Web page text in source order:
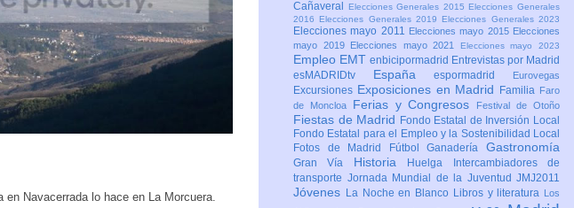
Navacerrada lo hace en La Morcuera.
Cañaveral
Elecciones Generales 2015 Elecciones Generales
2016 Elecciones Generales 2019 Elecciones Generales 2023
Elecciones mayo 2011 Elecciones mayo 2015 Elecciones
mayo 2019
Elecciones mayo 2021 Elecciones mayo 2023
Empleo EMT enbicipormadrid Entrevistas por Madrid
esMADRIDtv Españaespormadrid Eurovegas
Excursiones Exposiciones en Madrid Familia Faro
de Moncloa
Ferias y Congresos Festival de Otoño
Fiestas de Madrid Fondo Estatal de Inversión Local
Fondo Estatal para el Empleo y la Sostenibilidad Local
Fotos de Madrid
FútbolGanaderíaGastronomía
Gran Vía Historia Huelga
Intercambiadores de
transporte Jornada Mundial de la Juventud JMJ2011
Jóvenes La Noche en Blanco Libros y literatura
Los